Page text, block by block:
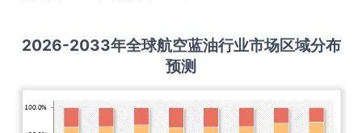
2026-2033年全球航空蓝油行业市场区域分布
预测